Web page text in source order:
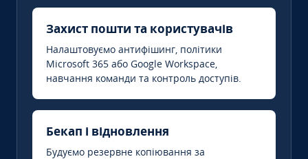
Захист пошти та користувачів
Налаштовуємо антифішинг, політики
Microsoft 365 або Google Workspace,
навчання команди та контроль доступів.
Бекап і відновлення
Будуємо резервне копіювання за